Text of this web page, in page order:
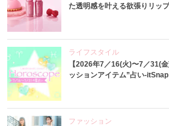
た透明感を叶える欲張りリッ
ライフスタイル
【2026年7／16(火)〜7／31(
ッションアイテム”占い-
ファッション